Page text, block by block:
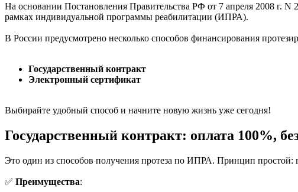
На основании Постановления Правительства РФ от 7 апреля 2008 г. N
рамках индивидуальной программы реабилитации (ИПРА).
В России предусмотрено несколько способов финансирования
Государственный контракт
Электронный сертификат
Выбирайте удобный способ и начните новую жизнь уже сегодня!
Государственный контракт: оплата 100%,
Это один из способов получения протеза по ИПРА. Принцип простой:
✅ Преимущества: